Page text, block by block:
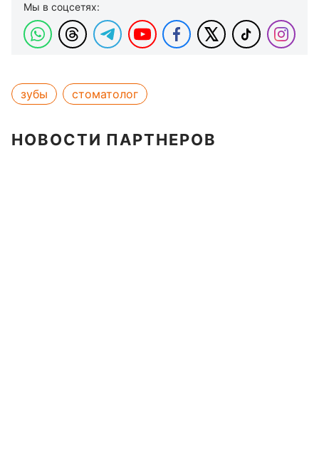
Мы в соцсетях:
зубы стоматолог
НОВОСТИ ПАРТНЕРОВ